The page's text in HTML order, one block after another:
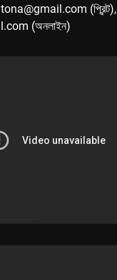
(প্রিন্ট),
(অনলাইন)